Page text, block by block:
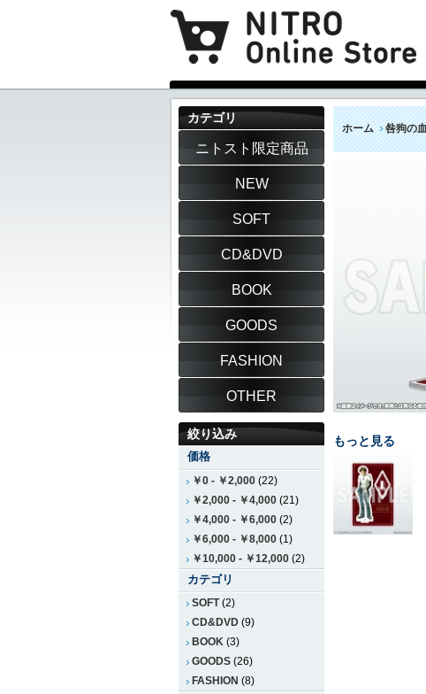
ホーム 咎狗の
もっと見る
カテゴリ
ニトスト限定商品
NEW
SOFT
CD&DVD
BOOK
GOODS
FASHION
OTHER
絞り込み
価格
￥0 - ￥2,000 (22)
￥2,000 - ￥4,000 (21)
￥4,000 - ￥6,000 (2)
￥6,000 - ￥8,000 (1)
￥10,000 - ￥12,000 (2)
カテゴリ
SOFT(2)
CD&DVD (9)
BOOK (3)
GOODS (26)
FASHION (8)